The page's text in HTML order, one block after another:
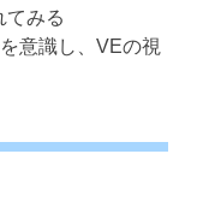
てみる
意識し、VEの視